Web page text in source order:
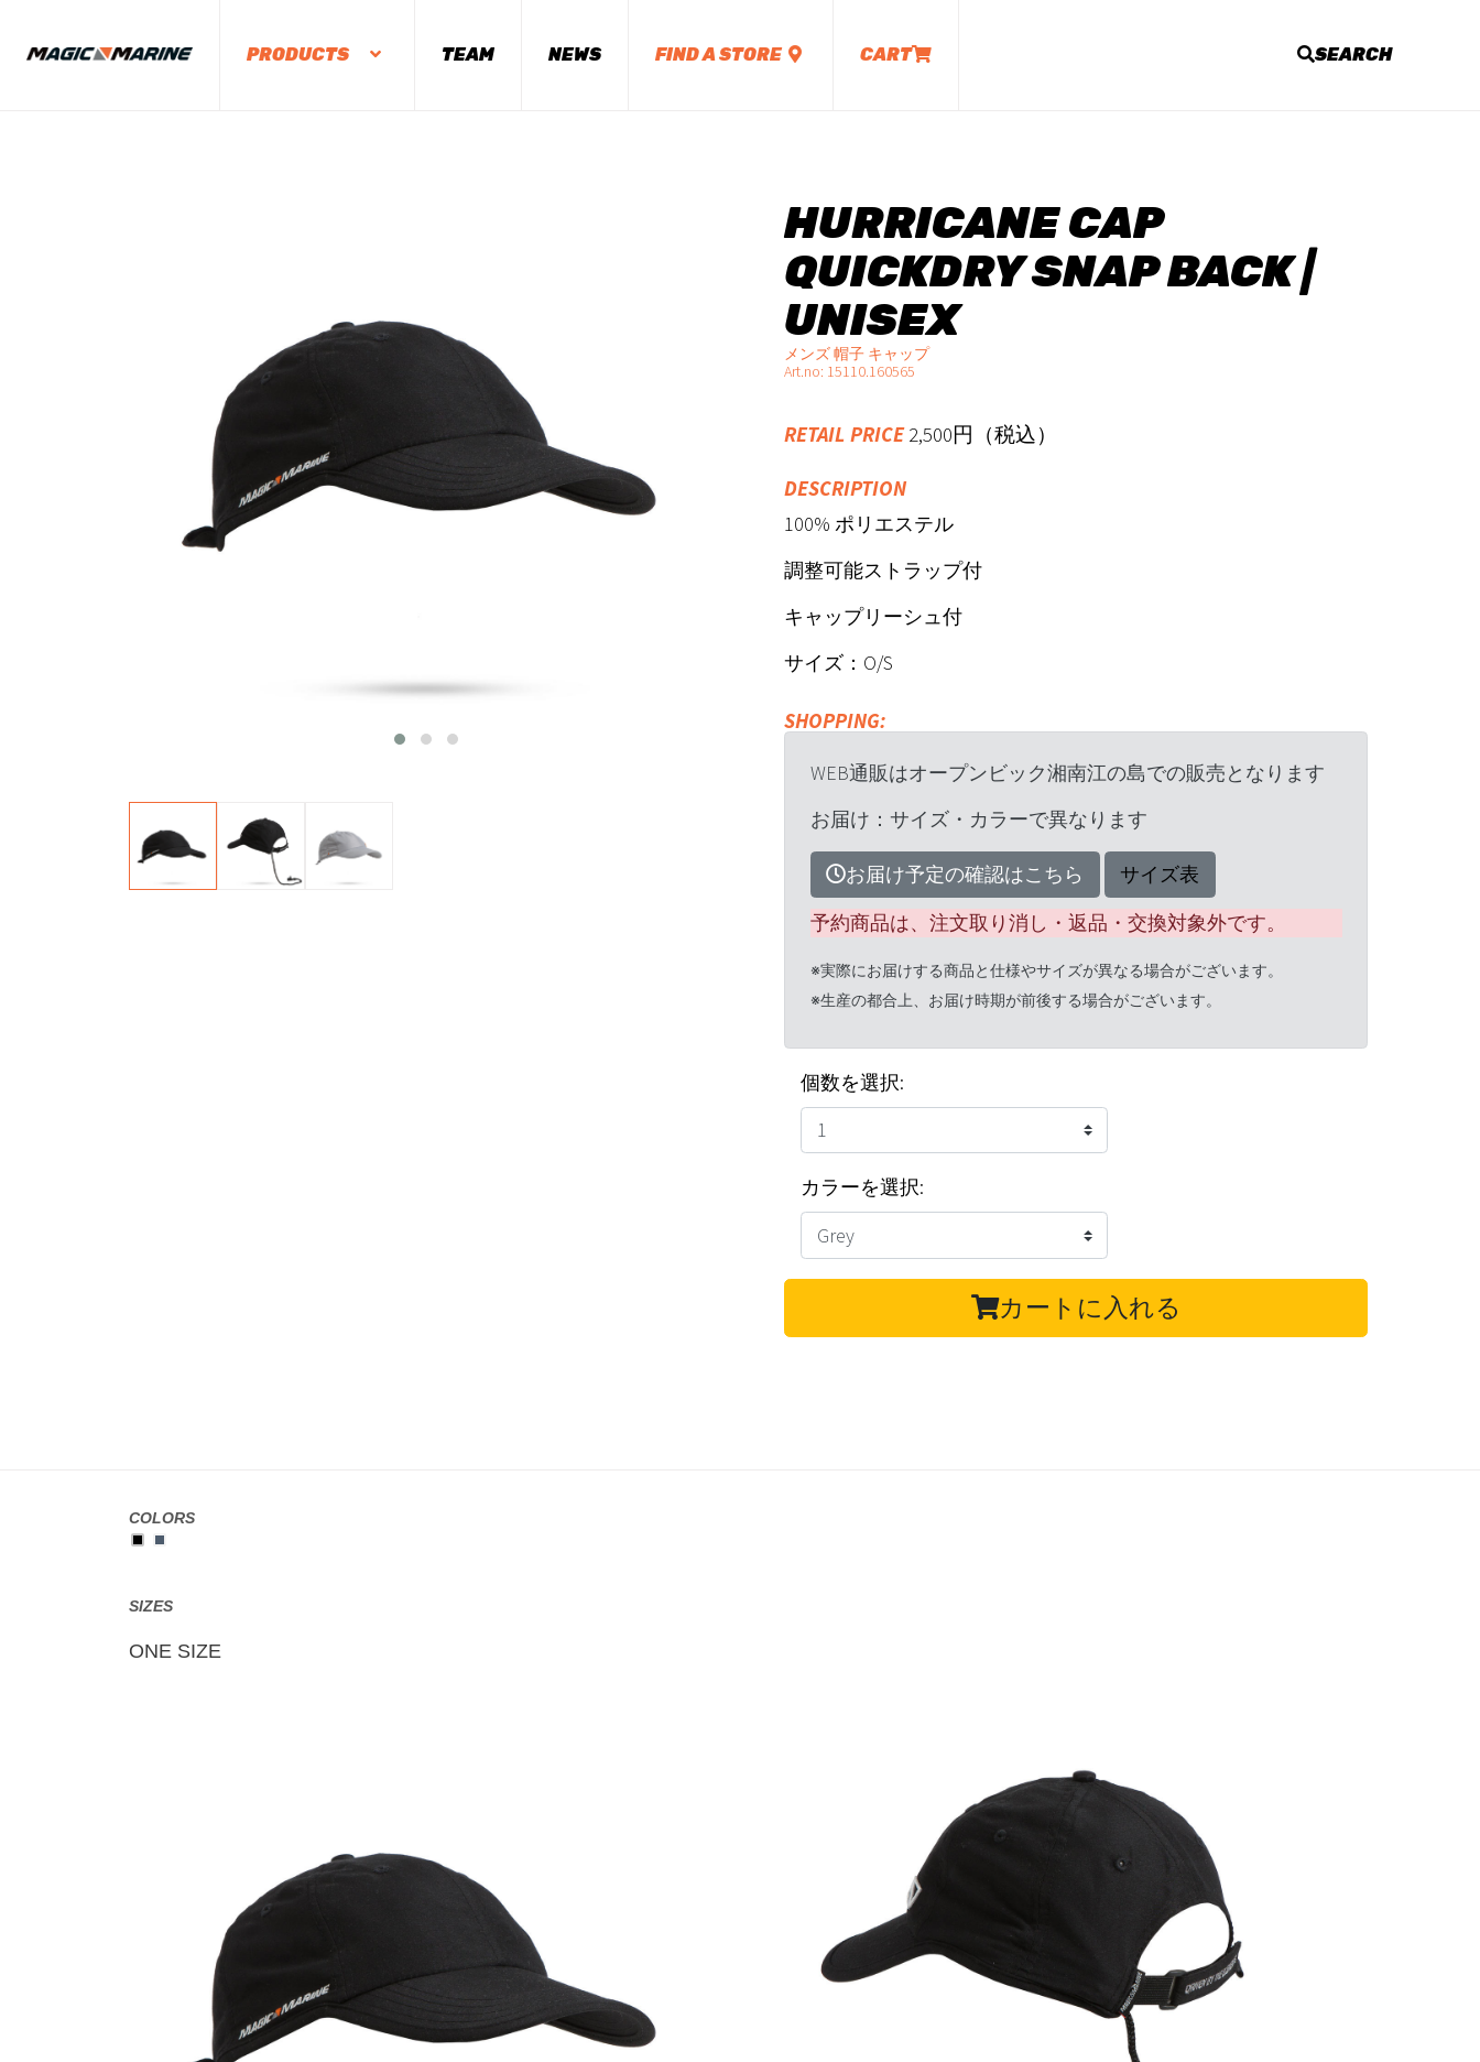
PRODUCTS TEAM NEWS FIND A STORE CART SEARCH
HURRICANE CAP
QUICKDRY SNAP BACK |
UNISEX
メンズ 帽子 キャップ
Art.no: 15110.160565
RETAIL PRICE2,500円（税込）
DESCRIPTION
100% ポリエステル
調整可能ストラップ付
キャップリーシュ付
サイズ：O/S
SHOPPING:
WEB通販はオープンビック湘南江の島での販売となります
お届け：サイズ・カラーで異なります
お届け予定の確認はこちら
サイズ表
予約商品は、注文取り消し・返品・交換対象外です。
※実際にお届けする商品と仕様やサイズが異なる場合がございます。
※生産の都合上、お届け時期が前後する場合がございます。
個数を選択:
カラーを選択:
カートに入れる
COLORS
SIZES
ONE SIZE